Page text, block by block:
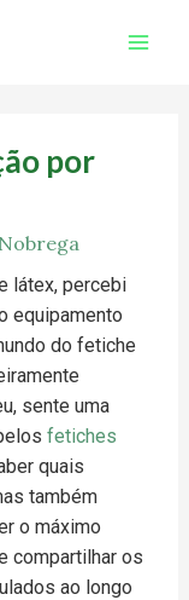
por
látex, percebi
equipamento
do fetiche
sente uma
fetiches
quais
também
o máximo
compartilhar os
ao longo